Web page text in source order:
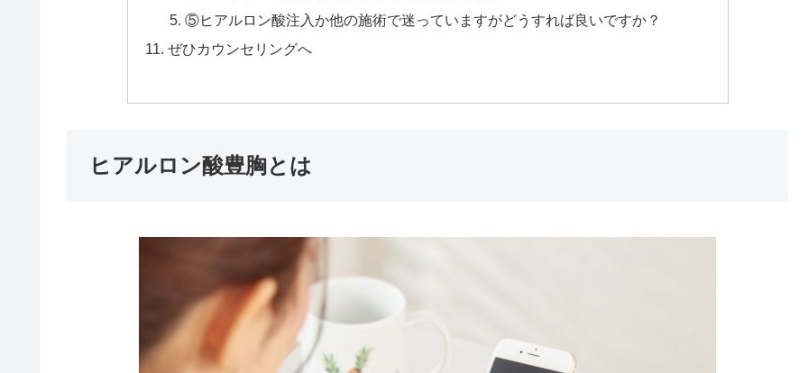
⑤ヒアルロン酸注入か他の施術で迷っていますがどうすれば良いですか？
ぜひカウンセリングへ
ヒアルロン酸豊胸とは